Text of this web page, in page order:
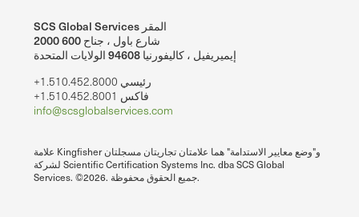
SCS Global Services المقر
2000 شارع باول ، جناح 600
إيميريفيل ، كاليفورنيا 94608 الولايات المتحدة
+1.510.452.8000 رئيسي
+1.510.452.8001 فاكس
info@scsglobalservices.com
علامة Kingfisher و"وضع معايير الاستدامة" هما علامتان تجاريتان مسجلتان
لشركة Scientific Certification Systems Inc. dba SCS Global
Services. ©2026. جميع الحقوق محفوظة.